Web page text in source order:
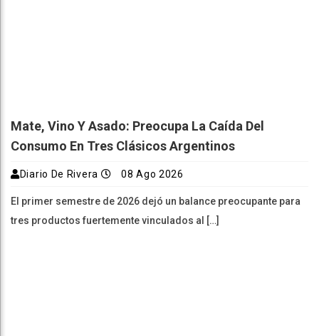
Mate, Vino Y Asado: Preocupa La Caída Del
Consumo En Tres Clásicos Argentinos
Diario De Rivera 08 Ago 2026
El primer semestre de 2026 dejó un balance preocupante para
tres productos fuertemente vinculados al […]